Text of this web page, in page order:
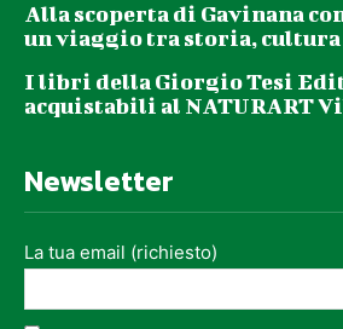
Alla scoperta di Gavinana
un viaggio tra storia,
I libri della Giorgio Tesi
acquistabili al NATURART
Newsletter
La tua email (richiesto)